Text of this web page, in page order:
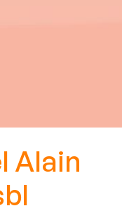
Alain